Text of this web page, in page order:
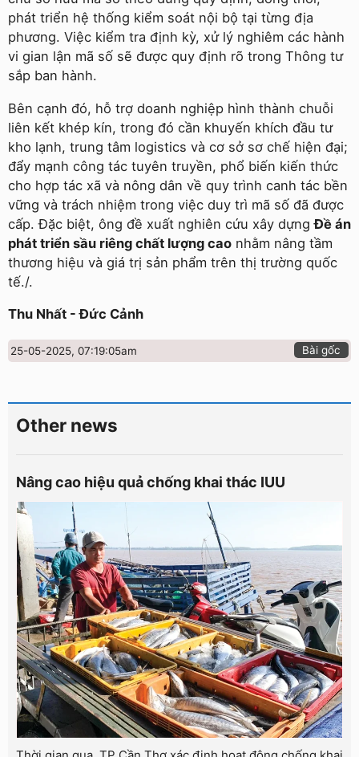
phát triển hệ thống kiểm soát nội bộ tại từng địa
phương. Việc kiểm tra định kỳ, xử lý nghiêm các hành
vi gian lận mã số sẽ được quy định rõ trong Thông tư
sắp ban hành.
Bên cạnh đó, hỗ trợ doanh nghiệp hình thành chuỗi
liên kết khép kín, trong đó cần khuyến khích đầu tư
kho lạnh, trung tâm logistics và cơ sở sơ chế hiện đại;
đẩy mạnh công tác tuyên truyền, phổ biến kiến thức
cho hợp tác xã và nông dân về quy trình canh tác bền
vững và trách nhiệm trong việc duy trì mã số đã được
cấp. Đặc biệt, ông đề xuất nghiên cứu xây dựngĐề án
phát triển sầu riêng chất lượng cao nhằm nâng tầm
thương hiệu và giá trị sản phẩm trên thị trường quốc
tế./.
Thu Nhất - Đức Cảnh
25-05-2025, 07:19:05am Bài gốc
Other news
Nâng cao hiệu quả chống khai thác IUU